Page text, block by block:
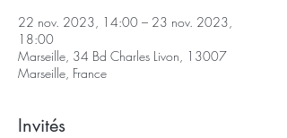
22 nov. 2023, 14:00 – 23 nov. 2023,
18:00
Marseille, 34 Bd Charles Livon, 13007
Marseille, France
Invités